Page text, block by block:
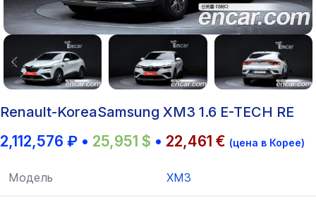
Renault-KoreaSamsung XM3 1.6 E-TECH RE
2,112,576 ₽ • 25,951 $ • 22,461 € (цена в Корее)
Модель XM3